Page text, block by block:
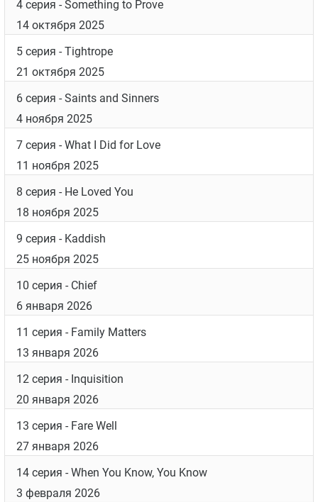
Список серий
1 серия
- Her Heart
14 сентября 2025
2 серия
- Delusions of Grandeur
30 сентября 2025
3 серия
- New Blood
7 октября 2025
4 серия
- Something to Prove
14 октября 2025
5 серия
- Tightrope
21 октября 2025
6 серия
- Saints and Sinners
4 ноября 2025
7 серия
- What I Did for Love
11 ноября 2025
8 серия
- He Loved You
18 ноября 2025
9 серия
- Kaddish
25 ноября 2025